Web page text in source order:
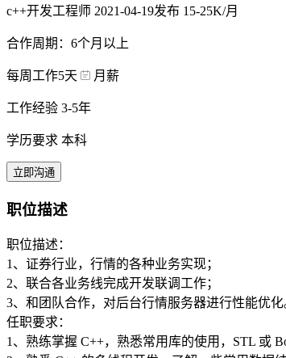
c++开发工程师 2021-04-19发布 15-25K/月
合作周期：6个月以上
每周工作5天 月薪
工作经验 3-5年
学历要求 本科
立即沟通
职位描述
职位描述：
1、证券行业，行情的各种业务实现；
2、联合各业务线完成开发联调工作；
3、和团队合作，对后台行情服务器进行性能优化
任职要求：
1、熟练掌握 C++，熟悉常用库的使用，STL 或